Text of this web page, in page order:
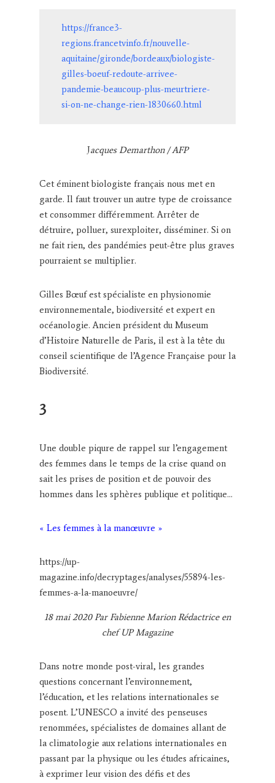
https://france3-
regions.francetvinfo.fr/nouvelle-
aquitaine/gironde/bordeaux/biologiste-
gilles-boeuf-redoute-arrivee-
pandemie-beaucoup-plus-meurtriere-
si-on-ne-change-rien-1830660.html
Jacques Demarthon / AFP
Cet éminent biologiste français nous met en
garde. Il faut trouver un autre type de croissance
et consommer différemment. Arrêter de
détruire, polluer, surexploiter, disséminer. Si on
ne fait rien, des pandémies peut-être plus graves
pourraient se multiplier.
Gilles Bœuf est spécialiste en physionomie
environnementale, biodiversité et expert en
océanologie. Ancien président du Museum
d’Histoire Naturelle de Paris, il est à la tête du
conseil scientifique de l’Agence Française pour la
Biodiversité.
3
Une double piqure de rappel sur l’engagement
des femmes dans le temps de la crise quand on
sait les prises de position et de pouvoir des
hommes dans les sphères publique et politique…
« Les femmes à la manœuvre »
https://up-
magazine.info/decryptages/analyses/55894-les-
femmes-a-la-manoeuvre/
18 mai 2020 Par Fabienne Marion Rédactrice en
chef UP Magazine
Dans notre monde post-viral, les grandes
questions concernant l’environnement,
l’éducation, et les relations internationales se
posent. L’UNESCO a invité des penseuses
renommées, spécialistes de domaines allant de
la climatologie aux relations internationales en
passant par la physique ou les études africaines,
à exprimer leur vision des défis et des